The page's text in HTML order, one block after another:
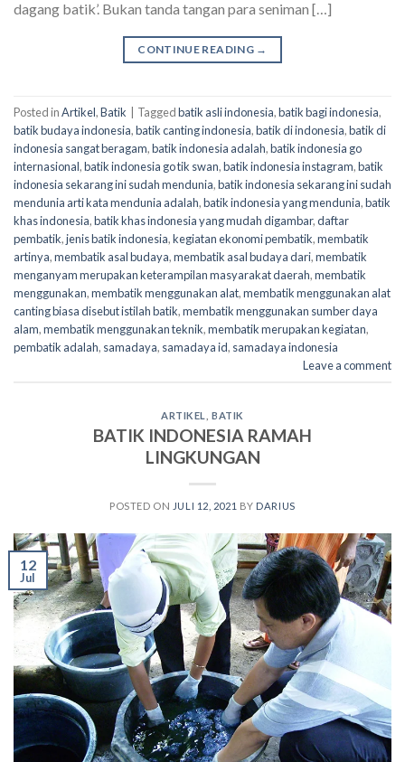
dagang batik’. Bukan tanda tangan para seniman […]
CONTINUE READING →
Posted inArtikel,Batik Taggedbatik asli indonesia,batik bagi indonesia,
batik budaya indonesia,batik canting indonesia,batik di indonesia,batik di
indonesia sangat beragam,batik indonesia adalah,batik indonesia go
internasional,batik indonesia go tik swan,batik indonesia instagram,batik
indonesia sekarang ini sudah mendunia,batik indonesia sekarang ini sudah
mendunia arti kata mendunia adalah,batik indonesia yang mendunia,batik
khas indonesia,batik khas indonesia yang mudah digambar,daftar
pembatik,jenis batik indonesia,kegiatan ekonomi pembatik,membatik
artinya,membatik asal budaya,membatik asal budaya dari,membatik
menganyam merupakan keterampilan masyarakat daerah,membatik
menggunakan,membatik menggunakan alat,membatik menggunakan alat
canting biasa disebut istilah batik,membatik menggunakan sumber daya
alam,membatik menggunakan teknik,membatik merupakan kegiatan,
pembatik adalah, samadaya, samadaya id, samadaya indonesia
Leave a comment
ARTIKEL ,BATIK
BATIK INDONESIA RAMAH
LINGKUNGAN
POSTED ON JULI 12, 2021 BY DARIUS
12
Jul